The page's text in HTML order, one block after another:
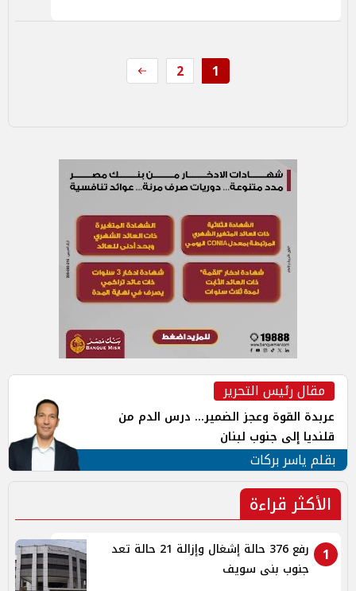
1
2
مقال رئيس التحرير
عربدة القوة وعجز الضمير... درس الدم من
قلنديا إلى جنوب لبنان
بقلم ياسر بركات
الأكثر قراءة
1
رفع 376 حالة إشغال وإزالة 21 حالة تعد
جنوب بنى سويف